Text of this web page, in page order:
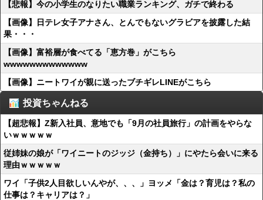
【悲報】今の小学生のなりたい職業ランキング、ガチで終わる
【画像】日テレ女子アナさん、とんでもないグラビアを披露した結
果・・・
【画像】富裕層が食べてる「恵方巻」がこちら
wwwwwwwwwwwww
【画像】ニートワイが親に送ったブチギレLINEがこちら
投資ちゃんねる
【超悲報】Z新入社員、意地でも「9月の社員旅行」の計画をやらな
いｗｗｗｗｗ
従姉妹の娘が「ワイニートのジッジ（金持ち）」にやたら会いに来る
理由ｗｗｗｗｗ
ワイ「子供2人目欲しいんやが、、、」ヨッメ「金は？育児は？私の
仕事は？キャリアは？」